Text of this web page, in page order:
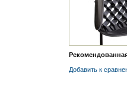
Добавить к